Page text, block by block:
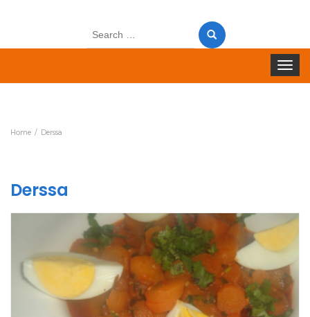
Search
Toggle
Home Derssa
Derssa